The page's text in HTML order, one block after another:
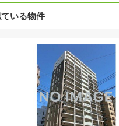
が変更された日から１週間表示されます。
ランの採用可否は任意です。
し）で「建物プラン例」が表記してある時
、当該建築請負会社以外で建てた場合、同
た建築請負会社を特定するものではありませ
とは、その土地に建築する建物の建築請負
買される土地のことをいいます。建築請負
購入者が自己の希望する建物の設計協議を
、その期間内で希望を満たすプランが実現
期間は概ね3ヶ月程度とされています。納
いる物件